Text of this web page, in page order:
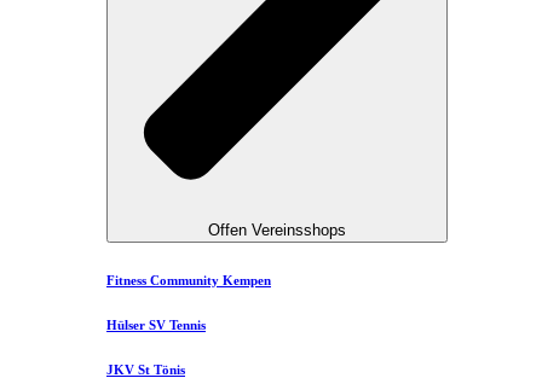
Offen Vereinsshops
Fitness Community Kempen
Hülser SV Tennis
JKV St Tönis